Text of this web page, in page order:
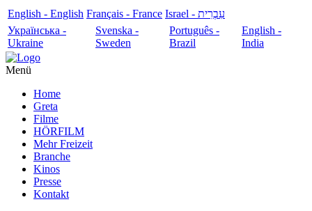
English - English Français - France
עִבְרִית - Israel
Українська -
Ukraine
Svenska -
Sweden
Português -
Brazil
English -
India
Menü
Home
Greta
Filme
HÖRFILM
Mehr Freizeit
Branche
Kinos
Presse
Kontakt